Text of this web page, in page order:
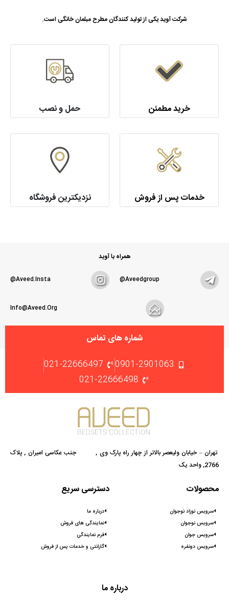
شرکت آوید یکی از تولید کنندگان مطرح مبلمان خانگی است.
خرید مطمئن حمل و نصب
خدمات پس از فروش نزدیکترین فروشگاه
همراه با آوید
Aveedgroup@
Aveed.insta@
Info@aveed.org
شماره های تماس
0901-2901063
021-22666497
021-22666498
تهران – خیابان ولیعصر بالاتر از چهار راه پارک وی , جنب عکاسی امیران , پلاک
2766, واحد یک
محصولات
سرویس نوزاد نوجوان
سرویس نوجوان
سرویس جوان
سرویس دونفره
دسترسی سریع
درباره ما
نمایندگی های فروش
فرم نمایندگی
گارانتی و خدمات پس از فروش
درباره ما